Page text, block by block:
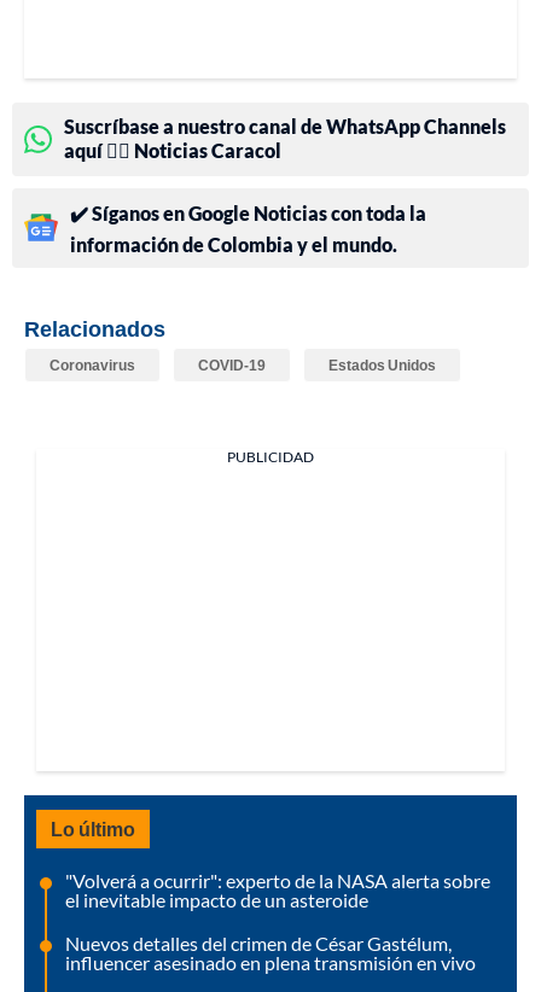
Suscríbase a nuestro canal de WhatsApp Channels
aquí 👉🏻 Noticias Caracol
✔️ Síganos en Google Noticias con toda la
información de Colombia y el mundo.
Relacionados
Coronavirus COVID-19 Estados Unidos
PUBLICIDAD
Lo último
"Volverá a ocurrir": experto de la NASA alerta sobre
el inevitable impacto de un asteroide
Nuevos detalles del crimen de César Gastélum,
influencer asesinado en plena transmisión en vivo